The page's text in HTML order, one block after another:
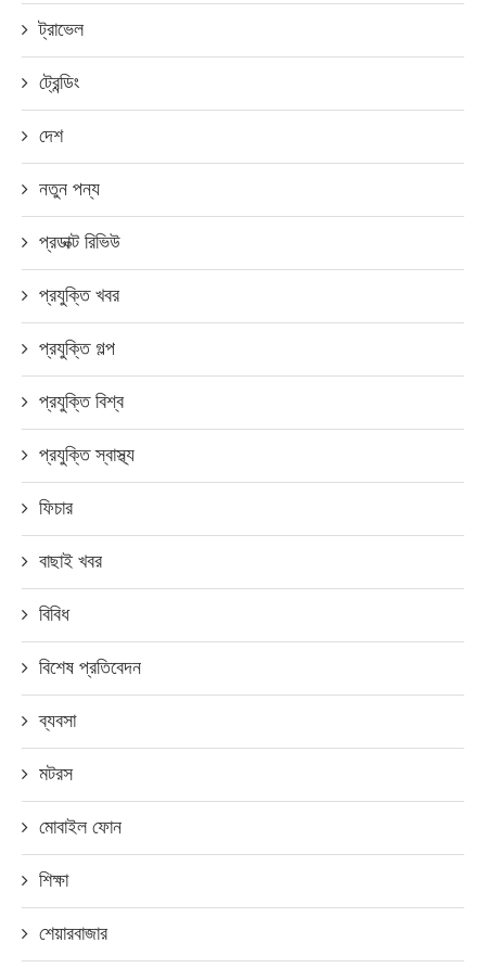
ট্রাভেল
ট্রেন্ডিং
দেশ
নতুন পন্য
প্রডাক্ট রিভিউ
প্রযুক্তি খবর
প্রযুক্তি গল্প
প্রযুক্তি বিশ্ব
প্রযুক্তি স্বাস্থ্য
ফিচার
বাছাই খবর
বিবিধ
বিশেষ প্রতিবেদন
ব্যবসা
মটরস
মোবাইল ফোন
শিক্ষা
শেয়ারবাজার